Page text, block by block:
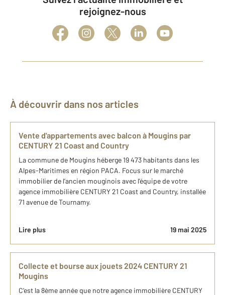
rejoignez-nous
À découvrir dans nos articles
Vente d'appartements avec balcon à Mougins par
CENTURY 21 Coast and Country
La commune de Mougins héberge 19 473 habitants dans les
Alpes-Maritimes en région PACA. Focus sur le marché
immobilier de l’ancien mouginois avec l’équipe de votre
agence immobilière CENTURY 21 Coast and Country, installée
71 avenue de Tournamy.
Lire plus 19 mai 2025
Collecte et bourse aux jouets 2024 CENTURY 21
Mougins
C’est la 8ème année que notre agence immobilière CENTURY